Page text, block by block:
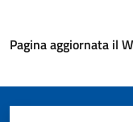
Pagina aggiornata il